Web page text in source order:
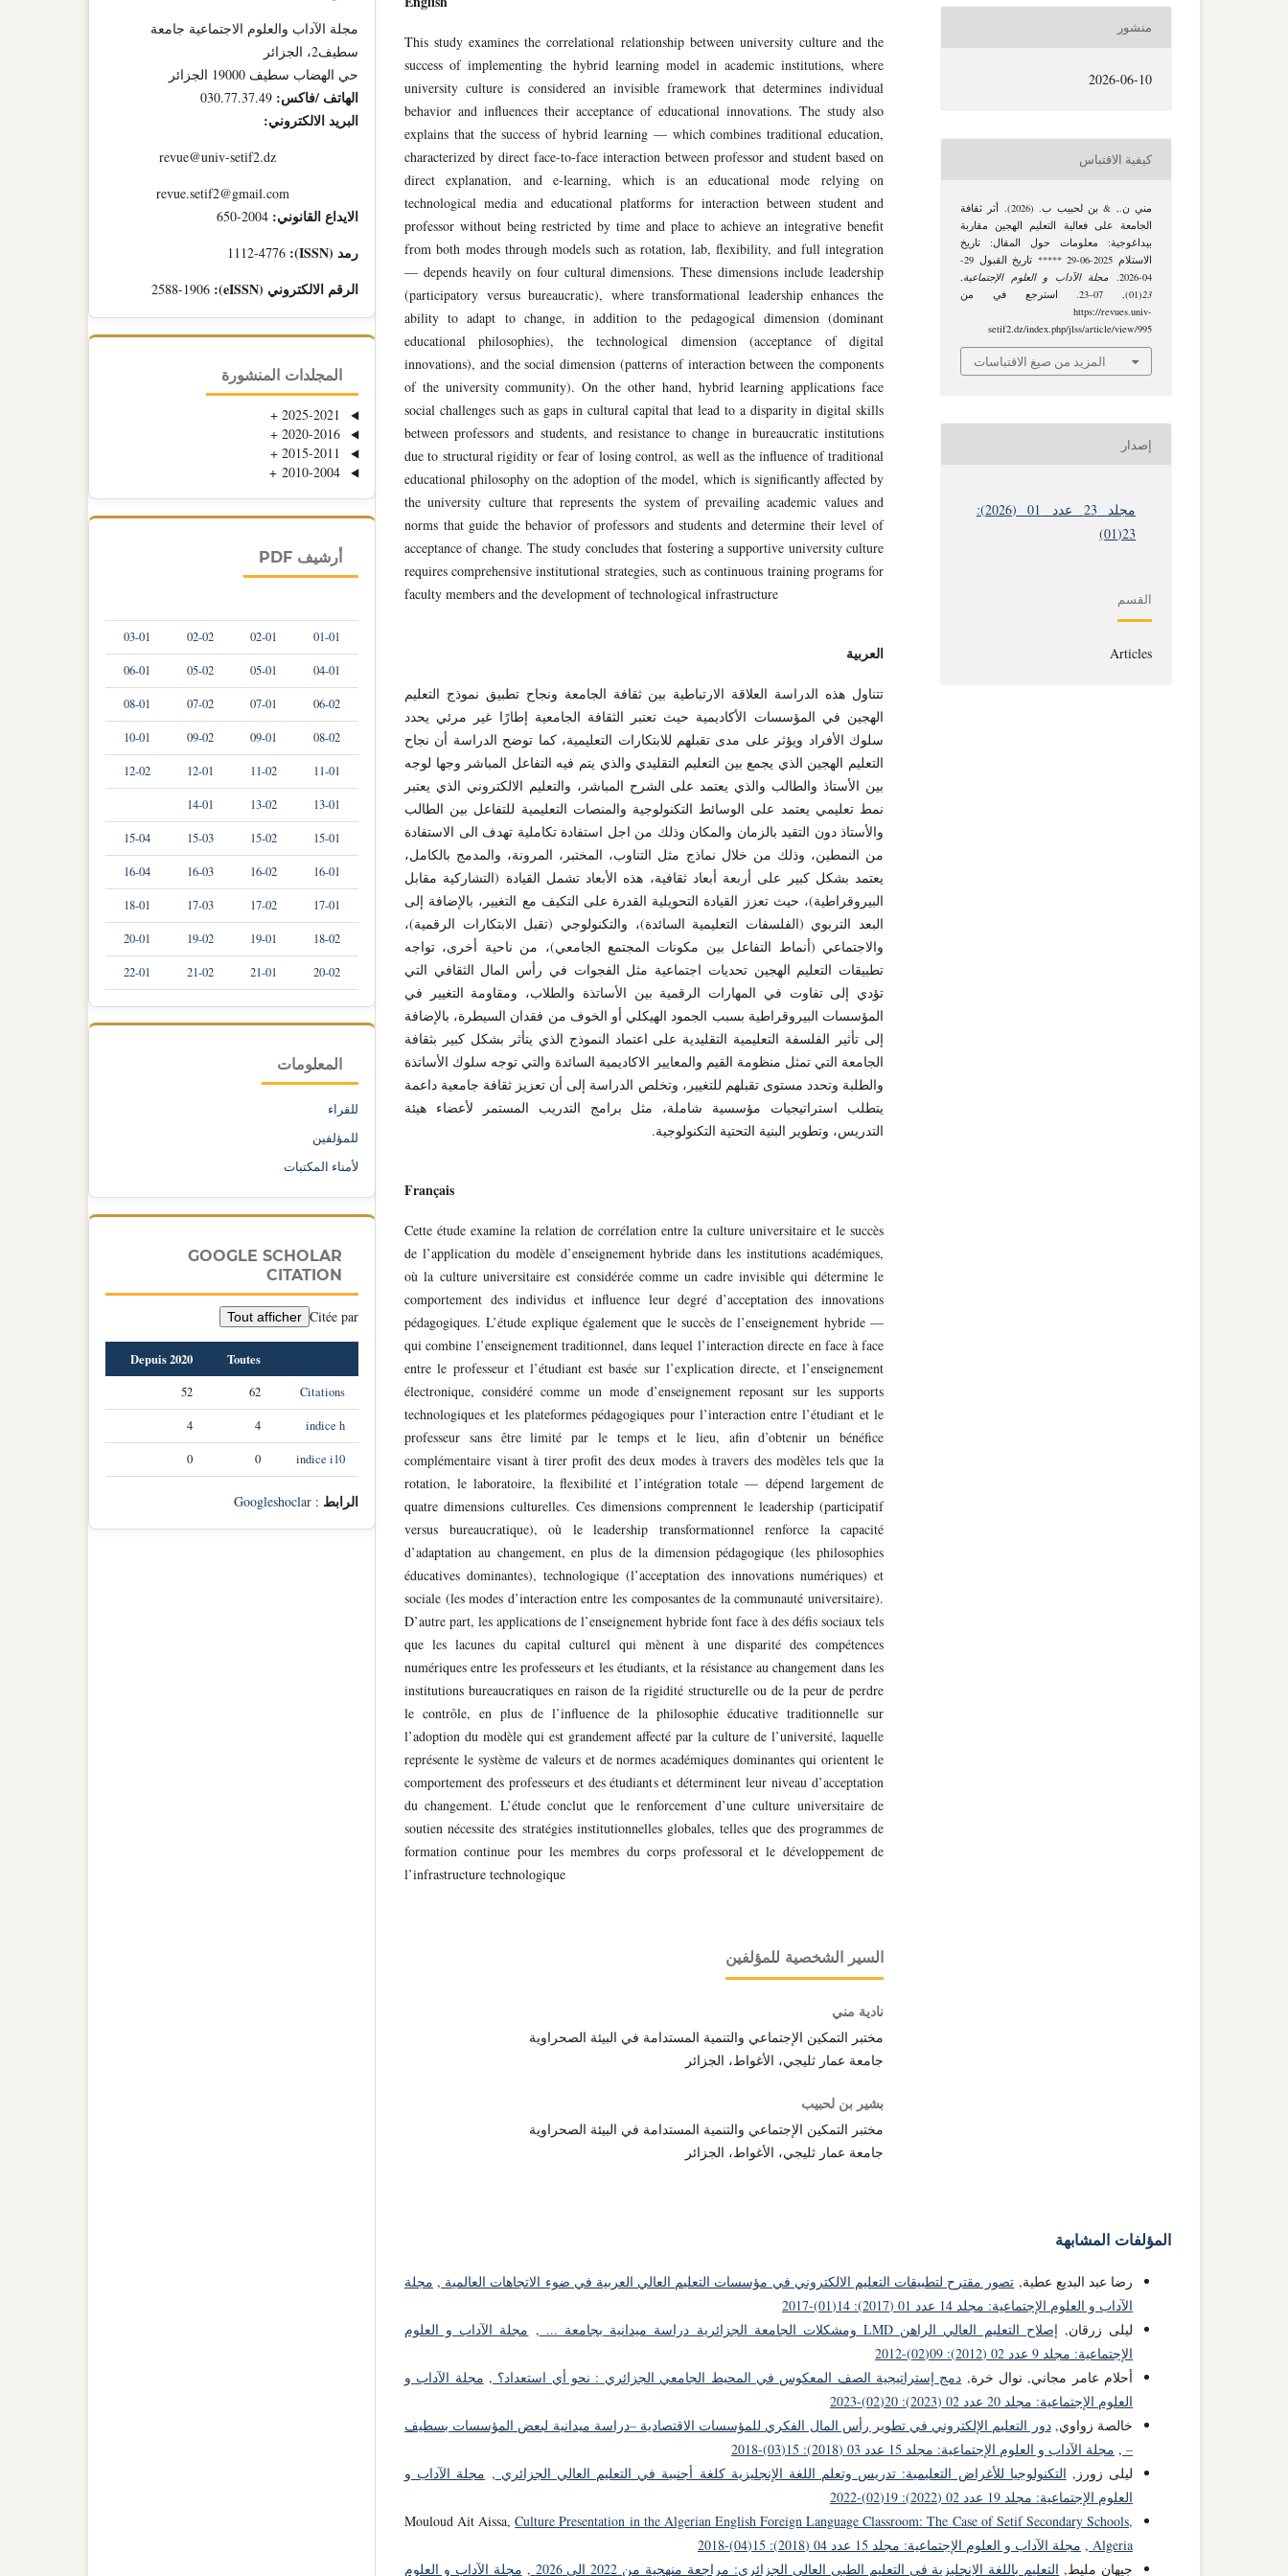
This study examines the correlational relationship between university culture and the
success of implementing the hybrid learning model in academic institutions, where
university culture is considered an invisible framework that determines individual
behavior and influences their acceptance of educational innovations. The study also
explains that the success of hybrid learning — which combines traditional education,
characterized by direct face-to-face interaction between professor and student based on
direct explanation, and e-learning, which is an educational mode relying on
technological media and educational platforms for interaction between student and
professor without being restricted by time and place to achieve an integrative benefit
from both modes through models such as rotation, lab, flexibility, and full integration
— depends heavily on four cultural dimensions. These dimensions include leadership
(participatory versus bureaucratic), where transformational leadership enhances the
ability to adapt to change, in addition to the pedagogical dimension (dominant
educational philosophies), the technological dimension (acceptance of digital
innovations), and the social dimension (patterns of interaction between the components
of the university community). On the other hand, hybrid learning applications face
social challenges such as gaps in cultural capital that lead to a disparity in digital skills
between professors and students, and resistance to change in bureaucratic institutions
due to structural rigidity or fear of losing control, as well as the influence of traditional
educational philosophy on the adoption of the model, which is significantly affected by
the university culture that represents the system of prevailing academic values and
norms that guide the behavior of professors and students and determine their level of
acceptance of change. The study concludes that fostering a supportive university culture
requires comprehensive institutional strategies, such as continuous training programs for
faculty members and the development of technological infrastructure
العربية
تتناول هذه الدراسة العلاقة الارتباطية بين ثقافة الجامعة ونجاح تطبيق نموذج التعليم
الهجين في المؤسسات الأكاديمية حيث تعتبر الثقافة الجامعية إطارًا غير مرئي يحدد
سلوك الأفراد ويؤثر على مدى تقبلهم للابتكارات التعليمية، كما توضح الدراسة أن نجاح
التعليم الهجين الذي يجمع بين التعليم التقليدي والذي يتم فيه التفاعل المباشر وجها لوجه
بين الأستاذ والطالب والذي يعتمد على الشرح المباشر، والتعليم الالكتروني الذي يعتبر
نمط تعليمي يعتمد على الوسائط التكنولوجية والمنصات التعليمية للتفاعل بين الطالب
والأستاذ دون التقيد بالزمان والمكان وذلك من اجل استفادة تكاملية تهدف الى الاستفادة
من النمطين، وذلك من خلال نماذج مثل التناوب، المختبر، المرونة، والمدمج بالكامل،
يعتمد بشكل كبير على أربعة أبعاد ثقافية، هذه الأبعاد تشمل القيادة (التشاركية مقابل
البيروقراطية)، حيث تعزز القيادة التحويلية القدرة على التكيف مع التغيير، بالإضافة إلى
البعد التربوي (الفلسفات التعليمية السائدة)، والتكنولوجي (تقبل الابتكارات الرقمية)،
والاجتماعي (أنماط التفاعل بين مكونات المجتمع الجامعي)، من ناحية أخرى، تواجه
تطبيقات التعليم الهجين تحديات اجتماعية مثل الفجوات في رأس المال الثقافي التي
تؤدي إلى تفاوت في المهارات الرقمية بين الأساتذة والطلاب، ومقاومة التغيير في
المؤسسات البيروقراطية بسبب الجمود الهيكلي أو الخوف من فقدان السيطرة، بالإضافة
إلى تأثير الفلسفة التعليمية التقليدية على اعتماد النموذج الذي يتأثر بشكل كبير بثقافة
الجامعة التي تمثل منظومة القيم والمعايير الاكاديمية السائدة والتي توجه سلوك الأساتذة
والطلبة وتحدد مستوى تقبلهم للتغيير، وتخلص الدراسة إلى أن تعزيز ثقافة جامعية داعمة
يتطلب استراتيجيات مؤسسية شاملة، مثل برامج التدريب المستمر لأعضاء هيئة
التدريس، وتطوير البنية التحتية التكنولوجية.
Français
Cette étude examine la relation de corrélation entre la culture universitaire et le succès
de l’application du modèle d’enseignement hybride dans les institutions académiques,
où la culture universitaire est considérée comme un cadre invisible qui détermine le
comportement des individus et influence leur degré d’acceptation des innovations
pédagogiques. L’étude explique également que le succès de l’enseignement hybride —
qui combine l’enseignement traditionnel, dans lequel l’interaction directe en face à face
entre le professeur et l’étudiant est basée sur l’explication directe, et l’enseignement
électronique, considéré comme un mode d’enseignement reposant sur les supports
technologiques et les plateformes pédagogiques pour l’interaction entre l’étudiant et le
professeur sans être limité par le temps et le lieu, afin d’obtenir un bénéfice
complémentaire visant à tirer profit des deux modes à travers des modèles tels que la
rotation, le laboratoire, la flexibilité et l’intégration totale — dépend largement de
quatre dimensions culturelles. Ces dimensions comprennent le leadership (participatif
versus bureaucratique), où le leadership transformationnel renforce la capacité
d’adaptation au changement, en plus de la dimension pédagogique (les philosophies
éducatives dominantes), technologique (l’acceptation des innovations numériques) et
sociale (les modes d’interaction entre les composantes de la communauté universitaire).
D’autre part, les applications de l’enseignement hybride font face à des défis sociaux tels
que les lacunes du capital culturel qui mènent à une disparité des compétences
numériques entre les professeurs et les étudiants, et la résistance au changement dans les
institutions bureaucratiques en raison de la rigidité structurelle ou de la peur de perdre
le contrôle, en plus de l’influence de la philosophie éducative traditionnelle sur
l’adoption du modèle qui est grandement affecté par la culture de l’université, laquelle
représente le système de valeurs et de normes académiques dominantes qui orientent le
comportement des professeurs et des étudiants et déterminent leur niveau d’acceptation
du changement. L’étude conclut que le renforcement d’une culture universitaire de
soutien nécessite des stratégies institutionnelles globales, telles que des programmes de
formation continue pour les membres du corps professoral et le développement de
l’infrastructure technologique
السير الشخصية للمؤلفين
نادية مني
مختبر التمكين الإجتماعي والتنمية المستدامة في البيئة الصحراوية
جامعة عمار ثليجي، الأغواط، الجزائر
بشير بن لحبيب
مختبر التمكين الإجتماعي والتنمية المستدامة في البيئة الصحراوية
جامعة عمار ثليجي، الأغواط، الجزائر
منشور
2026-06-10
كيفية الاقتباس
مني ن., & بن لحبيب ب. (2026). أثر ثقافة
الجامعة على فعالية التعليم الهجين مقاربة
بيداغوجية: معلومات حول المقال: تاريخ
الاستلام 2025-06-29 ***** تاريخ القبول 29-
04-2026.
مجلة الآداب و العلوم الإجتماعية
23
(01), 07–23. استرجع في من
https://revues.univ-
setif2.dz/index.php/jlss/article/view/995
المزيد من صيغ الاقتباسات
إصدار
مجلد 23 عدد 01 (2026):
23(01)
القسم
Articles
المؤلفات المشابهة
رضا عبد البديع عطية, تصور مقترح لتطبيقات التعليم الالكتروني في مؤسسات التعليم العالي العربية في ضوء الاتجاهات العالمية , مجلة
الآداب و العلوم الإجتماعية: مجلد 14 عدد 01 (2017): 14(01)-2017
ليلى زرقان, إصلاح التعليم العالي الراهن LMD ومشكلات الجامعة الجزائرية دراسة ميدانية بجامعة ... , مجلة الآداب و العلوم
الإجتماعية: مجلد 9 عدد 02 (2012): 09(02)-2012
أحلام عامر مجاني, نوال خرة, دمج إستراتيجية الصف المعكوس في المحيط الجامعي الجزائري : نحو أي استعداد؟ , مجلة الآداب و
العلوم الإجتماعية: مجلد 20 عدد 02 (2023): 20(02)-2023
خالصة زواوي,دور التعليم الإلكتروني في تطوير رأس المال الفكري للمؤسسات الاقتصادية –دراسة ميدانية لبعض المؤسسات بسطيف
–
, مجلة الآداب و العلوم الإجتماعية: مجلد 15 عدد 03 (2018): 15(03)-2018
ليلى زورز, التكنولوجيا للأغراض التعليمية: تدريس وتعلم اللغة الإنجليزية كلغة أجنبية في التعليم العالي الجزائري , مجلة الآداب و
العلوم الإجتماعية: مجلد 19 عدد 02 (2022): 19(02)-2022
Mouloud Ait Aissa,Culture Presentation in the Algerian English Foreign Language Classroom: The Case of Setif Secondary Schools,
Algeria
, مجلة الآداب و العلوم الإجتماعية: مجلد 15 عدد 04 (2018): 15(04)-2018
جيهان مليط, التعليم باللغة الإنجليزية في التعليم الطبي العالي الجزائري: مراجعة منهجية من 2022 الى 2026 , مجلة الآداب و العلوم
مجلة الآداب والعلوم الاجتماعية جامعة
سطيف2، الجزائر
حي الهضاب سطيف 19000 الجزائر
الهاتف /فاكس:
البريد الالكتروني:
الايداع القانوني:
رمد (ISSN):
الرقم الالكتروني (eISSN):
المجلدات المنشورة
+
+
+
+
أرشيف PDF
01-01
02-01
02-02
03-01
04-01
05-01
05-02
06-01
06-02
07-01
07-02
08-01
08-02
09-01
09-02
10-01
11-01
11-02
12-01
12-02
13-01
13-02
14-01
15-01
15-02
15-03
15-04
16-01
16-02
16-03
16-04
17-01
17-02
17-03
18-01
18-02
19-01
19-02
20-01
20-02
21-01
21-02
22-01
المعلومات
للقراء
للمؤلفين
لأمناء المكتبات
GOOGLE SCHOLAR
CITATION
Citée par
Tout afficher
Toutes
Depuis 2020
Citations
62
52
indice h
4
4
indice i10
0
0
الرابط :
Googleshoclar